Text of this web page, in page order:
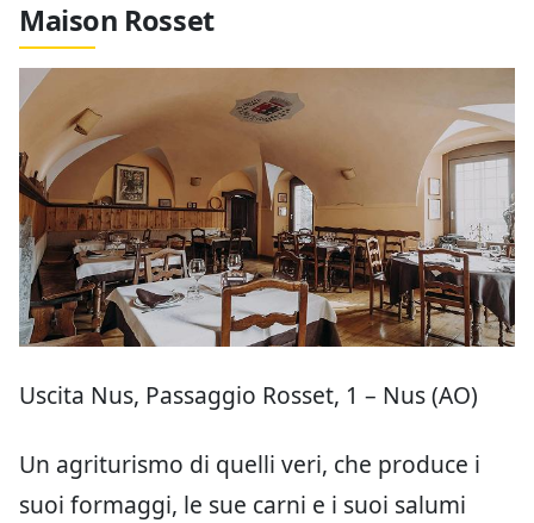
Maison Rosset
Uscita Nus, Passaggio Rosset, 1 – Nus (AO)
Un agriturismo di quelli veri, che produce i
suoi formaggi, le sue carni e i suoi salumi